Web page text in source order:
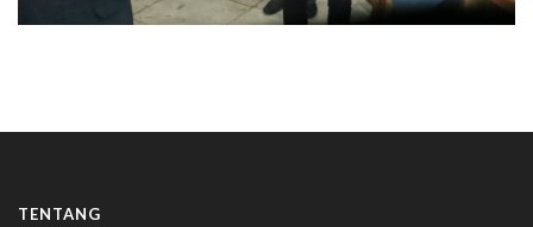
TENTANG